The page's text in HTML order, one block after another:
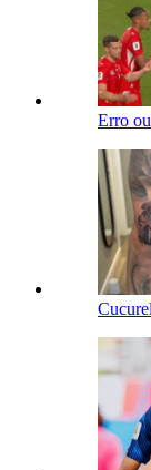
Erro